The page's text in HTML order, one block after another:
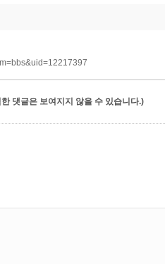
댓글은 보여지지 않을 수 있습니다.)